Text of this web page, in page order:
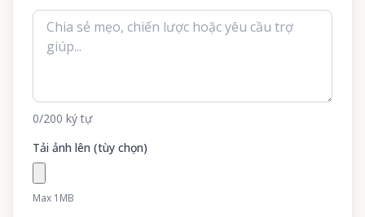
0/200 ký tự
Tải ảnh lên (tùy chọn)
Max 1MB